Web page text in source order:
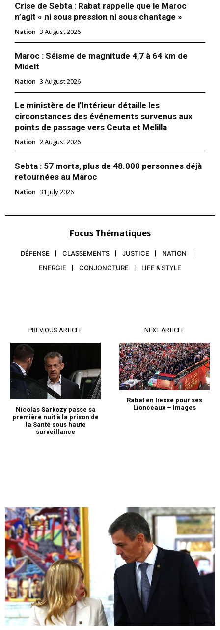
le1.ma
l'intelligence de
l'information
Insight Publications
À propos
Nous contacter
Formules d’abonnement
Mon compte
Crise de Sebta : Rabat rappelle que le Maroc
n’agit « ni sous pression ni sous chantage »
Nation 3 August 2026
Maroc : Séisme de magnitude 4,7 à 64 km de
Midelt
Nation 3 August 2026
Le ministère de l’Intérieur détaille les
circonstances des événements survenus aux
points de passage vers Ceuta et Melilla
Nation 2 August 2026
Sebta : 57 morts, plus de 48.000 personnes déjà
retournées au Maroc
Nation 31 July 2026
Focus Thématiques
DÉFENSE CLASSEMENTS JUSTICE
NATION
ENERGIE
CONJONCTURE LIFE & STYLE
PREVIOUS ARTICLE
Nicolas Sarkozy passe sa
première nuit à la prison de
la Santé sous haute
surveillance
NEXT ARTICLE
Rabat en liesse pour ses
Lionceaux – Images